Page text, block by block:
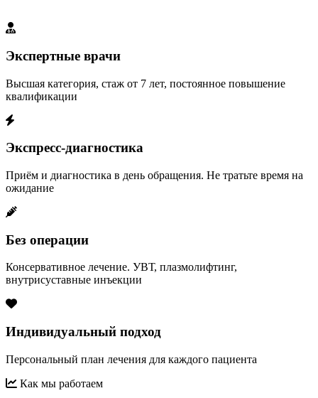
Экспертные врачи
Высшая категория, стаж от 7 лет, постоянное повышение
квалификации
Экспресс-диагностика
Приём и диагностика в день обращения. Не тратьте время на
ожидание
Без операции
Консервативное лечение. УВТ, плазмолифтинг,
внутрисуставные инъекции
Индивидуальный подход
Персональный план лечения для каждого пациента
Как мы работаем